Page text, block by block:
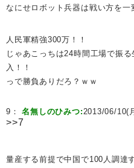
なにせロボット兵器は戦い方を一
人民軍精強300万！！
じゃあこっちは24時間工場で振
入！！
っで勝負ありだろ？ｗｗ
9：名無しのひみつ:2013/06/10(
>>7
量産する前提で中国で100人調達